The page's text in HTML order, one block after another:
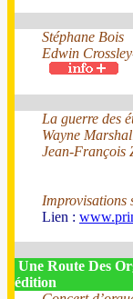
Stéphane Bois
Edwin
La guerre des
Wayne
Jean-François
Improvisations
Lien :
Une Route Des
édition